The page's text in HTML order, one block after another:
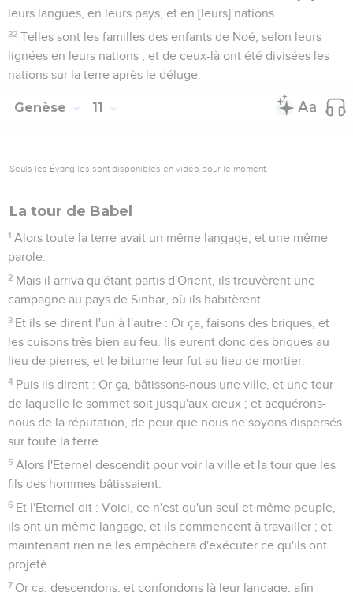
leurs langues, en leurs pays, et en [leurs] nations.
32 Telles sont les familles des enfants de Noé, selon leurs
lignées en leurs nations ; et de ceux-là ont été divisées les
nations sur la terre après le déluge.
Genèse 11
Seuls les Évangiles sont disponibles en vidéo pour le moment.
La tour de Babel
1 Alors toute la terre avait un même langage, et une même
parole.
2 Mais il arriva qu'étant partis d'Orient, ils trouvèrent une
campagne au pays de Sinhar, où ils habitèrent.
3 Et ils se dirent l'un à l'autre : Or ça, faisons des briques, et
les cuisons très bien au feu. Ils eurent donc des briques au
lieu de pierres, et le bitume leur fut au lieu de mortier.
4 Puis ils dirent : Or ça, bâtissons-nous une ville, et une tour
de laquelle le sommet soit jusqu'aux cieux ; et acquérons-
nous de la réputation, de peur que nous ne soyons dispersés
sur toute la terre.
5 Alors l'Eternel descendit pour voir la ville et la tour que les
fils des hommes bâtissaient.
6 Et l'Eternel dit : Voici, ce n'est qu'un seul et même peuple,
ils ont un même langage, et ils commencent à travailler ; et
maintenant rien ne les empêchera d'exécuter ce qu'ils ont
projeté.
7 Or ça, descendons, et confondons là leur langage, afin